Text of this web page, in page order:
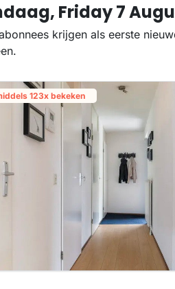
Friday 7
krijgen als eerste
123x bekeken